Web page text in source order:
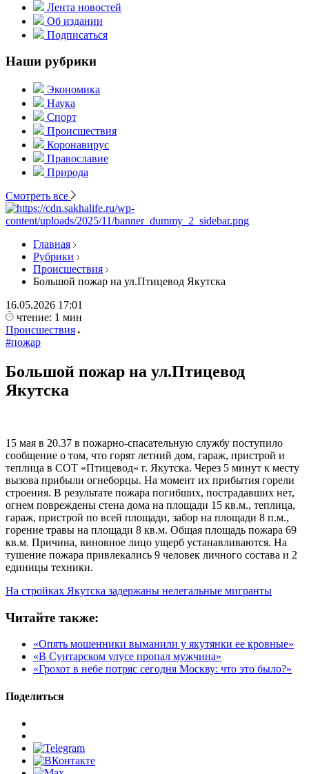
Лента новостей
Об издании
Подписаться
Наши рубрики
Экономика
Наука
Спорт
Происшествия
Коронавирус
Православие
Природа
Смотреть все
Главная
Рубрики
Происшествия
Большой пожар на ул.Птицевод Якутска
16.05.2026 17:01
чтение: 1 мин
Происшествия
#пожар
Большой пожар на ул.Птицевод
Якутска
15 мая в 20.37 в пожарно-спасательную службу поступило
сообщение о том, что горят летний дом, гараж, пристрой и
теплица в СОТ «Птицевод» г. Якутска. Через 5 минут к месту
вызова прибыли огнеборцы. На момент их прибытия горели
строения. В результате пожара погибших, пострадавших нет,
огнем повреждены стена дома на площади 15 кв.м., теплица,
гараж, пристрой по всей площади, забор на площади 8 п.м.,
горение травы на площади 8 кв.м. Общая площадь пожара 69
кв.м. Причина, виновное лицо ущерб устанавливаются. На
тушение пожара привлекались 9 человек личного состава и 2
единицы техники.
На стройках Якутска задержаны нелегальные мигранты
Читайте также:
«Опять мошенники выманили у якутянки ее кровные»
«В Сунтарском улусе пропал мужчина»
«Грохот в небе потряс сегодня Москву: что это было?»
Поделиться